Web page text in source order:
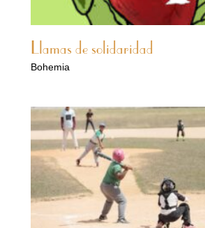
Llamas de solidaridad
Bohemia